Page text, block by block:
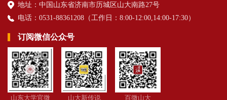
地址：中国山东省济南市历城区山大南路27号
电话：0531-88361208（ 工作日 ：8:00-12:00,14:00-17:30）
订阅微信公众号
山东大学官微 山大新传说 百微山大